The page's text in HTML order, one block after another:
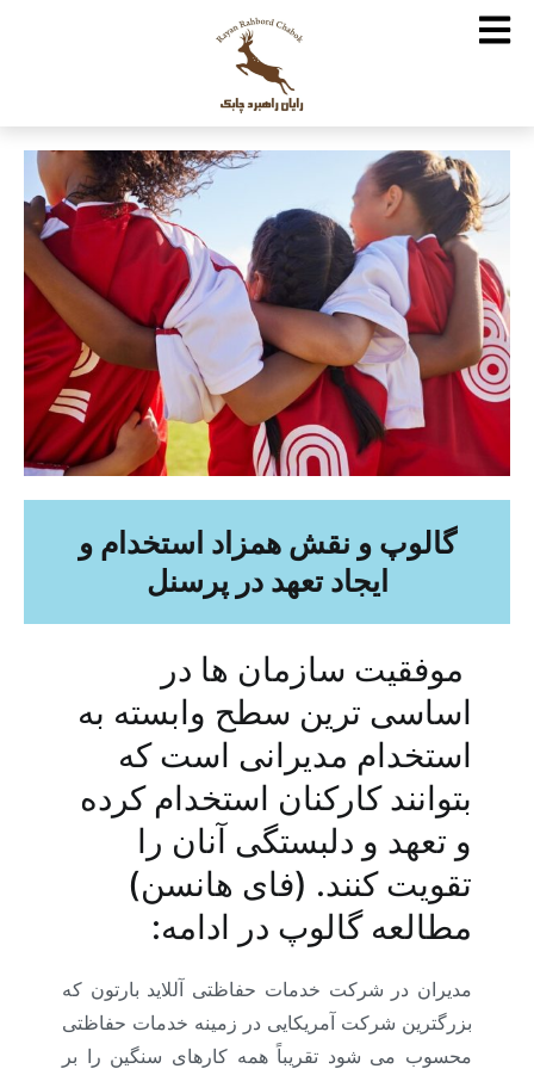
گالوپ و نقش همزاد استخدام و
ایجاد تعهد در پرسنل
موفقیت سازمان ها در
اساسی ترین سطح وابسته به
استخدام مدیرانی است که
بتوانند کارکنان استخدام کرده
و تعهد و دلبستگی آنان را
تقویت کنند. (فای هانسن)
مطالعه گالوپ در ادامه:
مدیران در شرکت خدمات حفاظتی آللاید بارتون که
بزرگترین شرکت آمریکایی در زمینه خدمات حفاظتی
محسوب می شود تقریباً همه کارهای سنگین را بر